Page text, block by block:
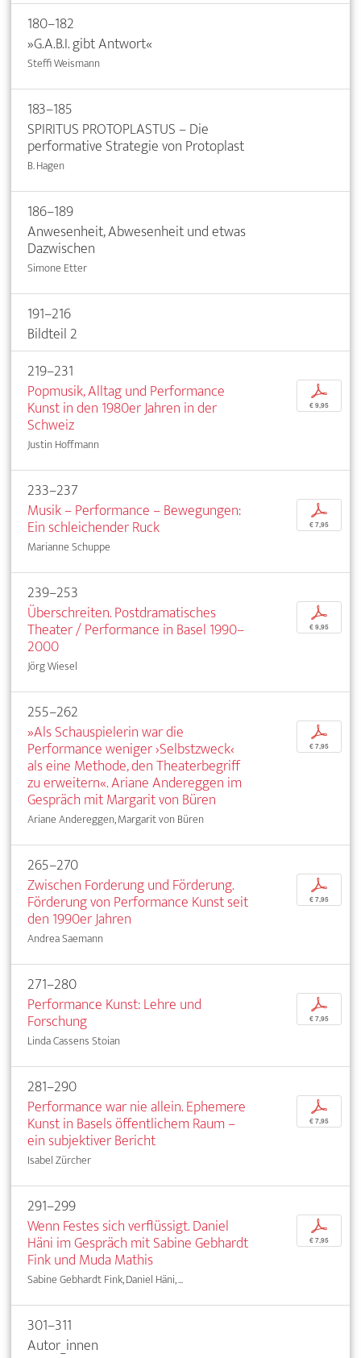
180–182
»G.A.B.I. gibt Antwort«
Steffi Weismann
183–185
SPIRITUS PROTOPLASTUS – Die
performative Strategie von Protoplast
B. Hagen
186–189
Anwesenheit, Abwesenheit und etwas
Dazwischen
Simone Etter
191–216
Bildteil 2
219–231
Popmusik, Alltag und Performance
Kunst in den 1980er Jahren in der
Schweiz
Justin Hoffmann
p
€ 9,95
233–237
Musik – Performance – Bewegungen:
Ein schleichender Ruck
Marianne Schuppe
p
€ 7,95
239–253
Überschreiten. Postdramatisches
Theater / Performance in Basel 1990–
2000
Jörg Wiesel
p
€ 9,95
255–262
»Als Schauspielerin war die
Performance weniger ›Selbstzweck‹
als eine Methode, den Theaterbegriff
zu erweitern«. Ariane Andereggen im
Gespräch mit Margarit von Büren
Ariane Andereggen, Margarit von Büren
p
€ 7,95
265–270
Zwischen Forderung und Förderung.
Förderung von Performance Kunst seit
den 1990er Jahren
Andrea Saemann
p
€ 7,95
271–280
Performance Kunst: Lehre und
Forschung
Linda Cassens Stoian
p
€ 7,95
281–290
Performance war nie allein. Ephemere
Kunst in Basels öffentlichem Raum –
ein subjektiver Bericht
Isabel Zürcher
p
€ 7,95
291–299
Wenn Festes sich verflüssigt. Daniel
Häni im Gespräch mit Sabine Gebhardt
Fink und Muda Mathis
Sabine Gebhardt Fink, Daniel Häni, ...
p
€ 7,95
301–311
Autor_innen